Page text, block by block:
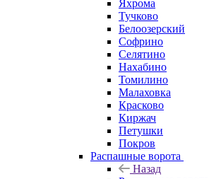
Яхрома
Тучково
Белоозерский
Софрино
Селятино
Нахабино
Томилино
Малаховка
Красково
Киржач
Петушки
Покров
Распашные ворота
Назад